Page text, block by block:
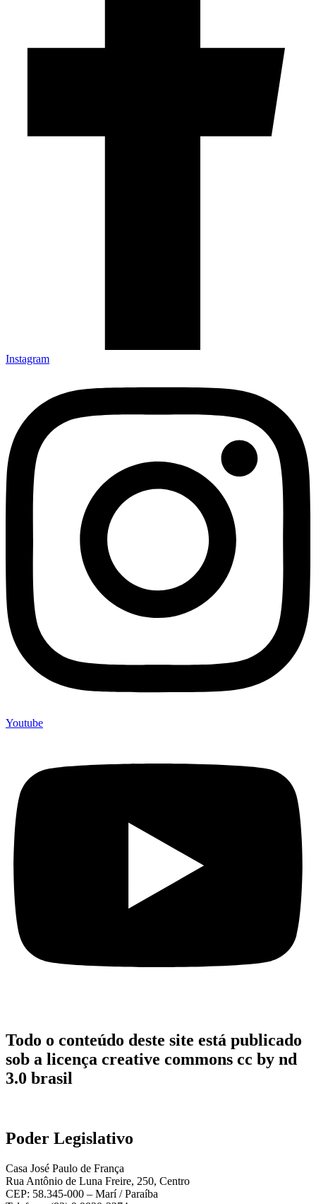
Instagram
Youtube
Todo o conteúdo deste site está publicado
sob a licença creative commons cc by nd
3.0 brasil
Poder Legislativo
Casa José Paulo de França
Rua Antônio de Luna Freire, 250, Centro
CEP: 58.345-000 – Marí / Paraíba